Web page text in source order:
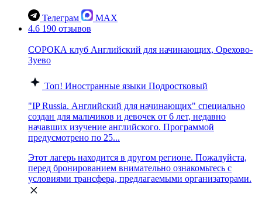
Телеграм
MAX
4.6 190 отзывов
СОРОКА клуб Английский для начинающих, Орехово-
Зуево
Топ! Иностранные языки Подростковый
"IP Russia. Английский для начинающих" специально
создан для мальчиков и девочек от 6 лет, недавно
начавших изучение английского. Программой
предусмотрено по 25...
Этот лагерь находится в другом регионе. Пожалуйста,
перед бронированием внимательно ознакомьтесь с
условиями трансфера, предлагаемыми организаторами.